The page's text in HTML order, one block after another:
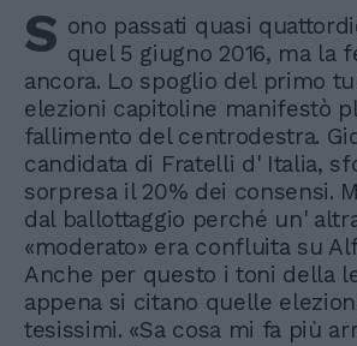
S ono passati quasi
quel 5 giugno 2016, ma la
ancora. Lo spoglio del primo
elezioni capitoline manifestò
fallimento del centrodestra.
candidata di Fratelli d' Italia,
sorpresa il 20% dei consensi.
dal ballottaggio perché un'
«moderato» era confluita su
Anche per questo i toni della
appena si citano quelle
tesissimi. «Sa cosa mi fa più